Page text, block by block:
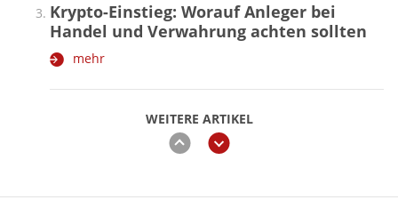
WEITERE ARTIKEL
zurückweiter
Krypto-Einstieg: Worauf Anleger bei
Handel und Verwahrung achten sollten
mehr